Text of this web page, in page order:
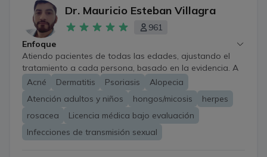
Dr. Mauricio Esteban Villagra
961
Enfoque
Atiendo pacientes de todas las edades, ajustando el
tratamiento a cada persona, basado en la evidencia. A
pesar de las limitaciones propias de la atención a
distancia, es posible evaluar, educar, tratar y hacer
seguimiento de enfermedades de la piel, uñas y cabello,
e infecciones de transmisión sexual. Además, se puede
orientar sobre tratamientos dermatológicos estéticos.
*Algunos casos requerirán evaluación presencial; aun
Acné Dermatitis Psoriasis
Alopecia
Atención adultos y niños
hongos/micosis
herpes
rosacea
Licencia médica bajo evaluación
Infecciones de transmisión sexual